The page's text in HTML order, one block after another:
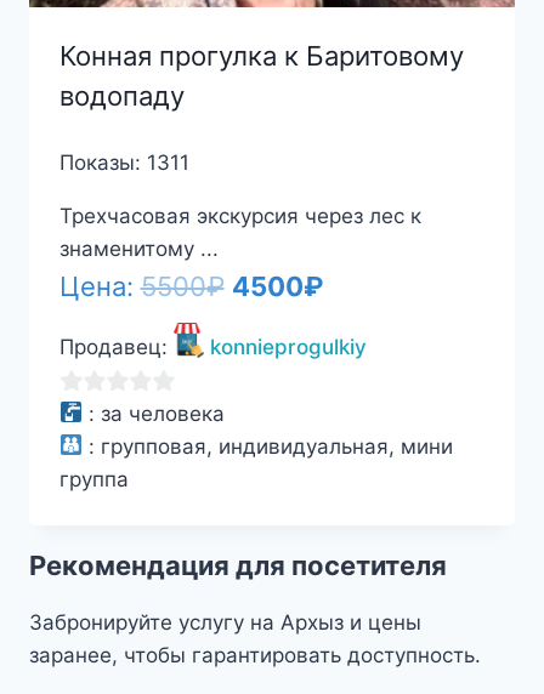
Конная прогулка к Баритовому
водопаду
Показы: 1311
Трехчасовая экскурсия через лес к
знаменитому ...
Цена:5500₽ Первоначальная
составляла
4500₽Текущая
4500₽.
Продавец: konnieprogulkiy
0
из
5
: за человека
: групповая, индивидуальная, мини
группа
Рекомендация для посетителя
Забронируйте услугу на Архыз и цены
заранее, чтобы гарантировать доступность.